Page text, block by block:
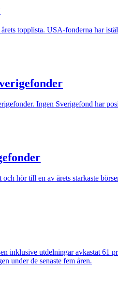
topplista. USA-fonderna har
Ingen Sverigefond har
hör till en av årets starkaste
inklusive utdelningar avkastat
under de senaste fem åren.